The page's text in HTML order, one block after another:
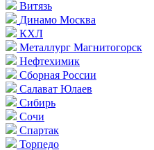
Витязь
Динамо Москва
КХЛ
Металлург Магнитогорск
Нефтехимик
Сборная России
Салават Юлаев
Сибирь
Сочи
Спартак
Торпедо